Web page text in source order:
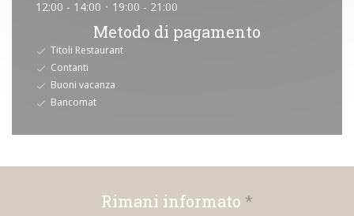
12:00 - 14:00 • 19:00 - 21:00
Metodo di pagamento
Titoli Restaurant
Contanti
Buoni vacanza
Bancomat
Rimani informato *